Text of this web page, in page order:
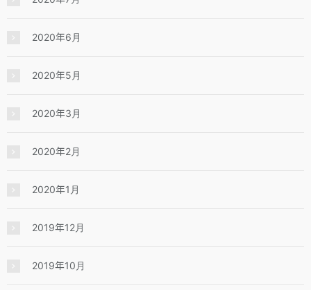
2020年6月
2020年5月
2020年3月
2020年2月
2020年1月
2019年12月
2019年10月